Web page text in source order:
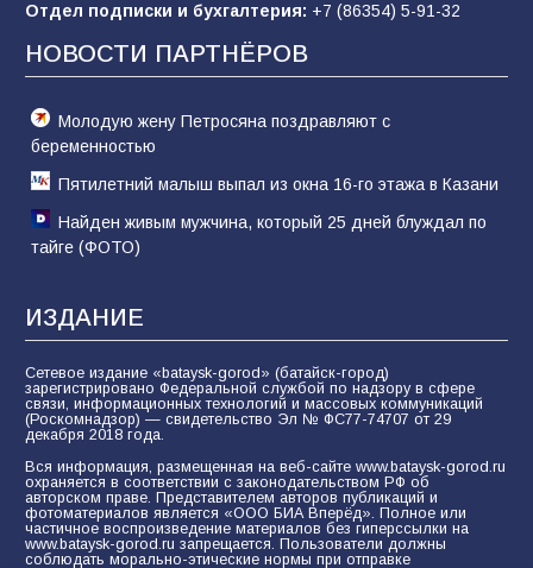
Батайчане вышли в финал Всероссийского
конкурса «Большая перемена»
61 04.08.2026
Отдел подписки и бухгалтерия: +7 (86354) 5-91-32
НОВОСТИ ПАРТНЁРОВ
Молодую жену Петросяна поздравляют с
беременностью
Пятилетний малыш выпал из окна 16-го этажа в Казани
Найден живым мужчина, который 25 дней блуждал по
тайге (ФОТО)
ИЗДАНИЕ
Сетевое издание «bataysk-gorod» (батайск-город)
зарегистрировано Федеральной службой по надзору в сфере
связи, информационных технологий и массовых коммуникаций
(Роскомнадзор) — свидетельство Эл № ФС77-74707 от 29
декабря 2018 года.
Вся информация, размещенная на веб-сайте www.bataysk-gorod.ru
охраняется в соответствии с законодательством РФ об
авторском праве. Представителем авторов публикаций и
фотоматериалов является «ООО БИА Вперёд». Полное или
частичное воспроизведение материалов без гиперссылки на
www.bataysk-gorod.ru запрещается. Пользователи должны
соблюдать морально-этические нормы при отправке